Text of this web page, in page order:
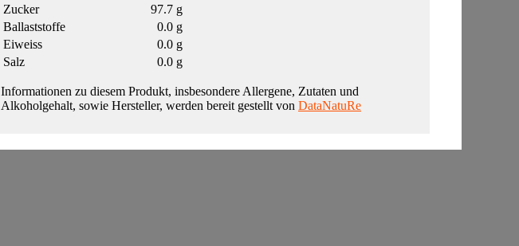
Zucker
97.7 g
Ballaststoffe
0.0 g
Eiweiss
0.0 g
Salz
0.0 g
Informationen zu diesem Produkt, insbesondere Allergene, Zutaten und
Alkoholgehalt, sowie Hersteller, werden bereit gestellt von DataNatuRe